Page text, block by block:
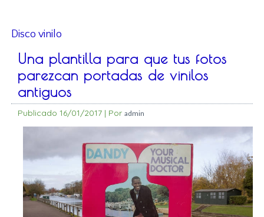
Disco vinilo
Una plantilla para que tus fotos
parezcan portadas de vinilos
antiguos
Publicado 16/01/2017 | Por admin